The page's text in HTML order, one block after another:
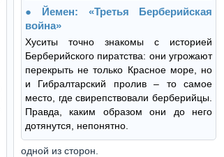
Йемен: «Третья Берберийская
война»
Хуситы точно знакомы с историей
Берберийского пиратства: они угрожают
перекрыть не только Красное море, но
и Гибралтарский пролив – то самое
место, где свирепствовали берберийцы.
Правда, каким образом они до него
дотянутся, непонятно.
одной из сторон.